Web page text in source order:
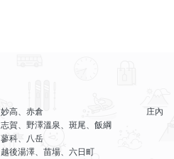
妙高、赤倉
志賀、野澤溫泉、斑尾、飯綱
蓼科、八岳
越後湯澤、苗場、六日町
庄內